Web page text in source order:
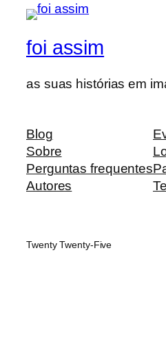
foi assim
as suas histórias em
Blog
Sobre
Perguntas frequentes
Autores
Twenty Twenty-Five